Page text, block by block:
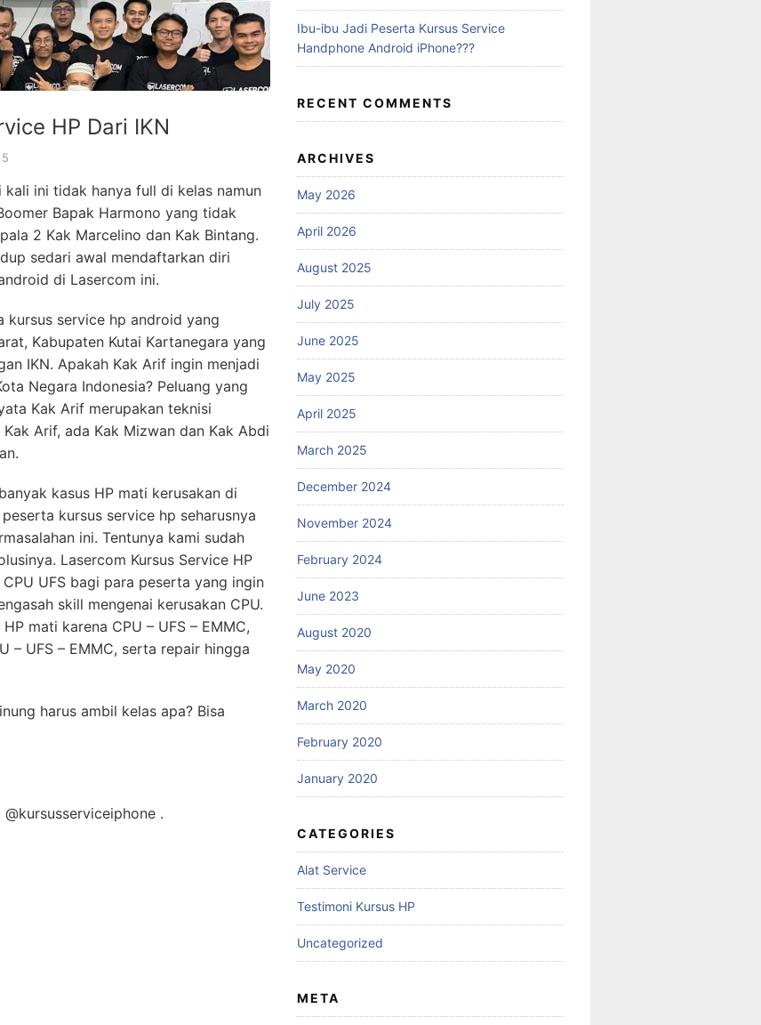
HP Dari IKN
ini tidak hanya full di kelas namun
Bapak Harmono yang tidak
2 Kak Marcelino dan Kak Bintang.
sedari awal mendaftarkan diri
di Lasercom ini.
kursus service hp android yang
Kabupaten Kutai Kartanegara yang
IKN. Apakah Kak Arif ingin menjadi
Negara Indonesia? Peluang yang
Kak Arif merupakan teknisi
Arif, ada Kak Mizwan dan Kak Abdi
kasus HP mati kerusakan di
kursus service hp seharusnya
ini. Tentunya kami sudah
Lasercom Kursus Service HP
UFS bagi para peserta yang ingin
skill mengenai kerusakan CPU.
mati karena CPU – UFS – EMMC,
– UFS – EMMC, serta repair hingga
harus ambil kelas apa? Bisa
.
Ibu-ibu Jadi Peserta Kursus Service
Handphone Android iPhone???
RECENT COMMENTS
ARCHIVES
May 2026
April 2026
August 2025
July 2025
June 2025
May 2025
April 2025
March 2025
December 2024
November 2024
February 2024
June 2023
August 2020
May 2020
March 2020
February 2020
January 2020
CATEGORIES
Alat Service
Testimoni Kursus HP
Uncategorized
META